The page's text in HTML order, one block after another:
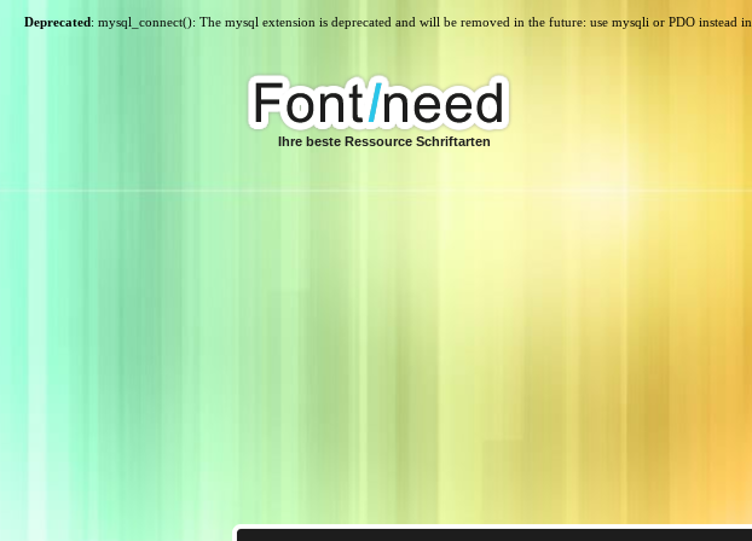
Deprecated: mysql_connect(): The mysql extension is deprecated and will be removed in the future: use mysqli or PDO instead in
Ihre beste Ressource Schriftarten